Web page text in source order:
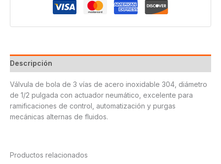
1/2
Descripción
Válvula de bola de 3 vías de acero inoxidable 304, diámetro
de 1/2 pulgada con actuador neumático, excelente para
ramificaciones de control, automatización y purgas
mecánicas alternas de fluidos.
Productos relacionados